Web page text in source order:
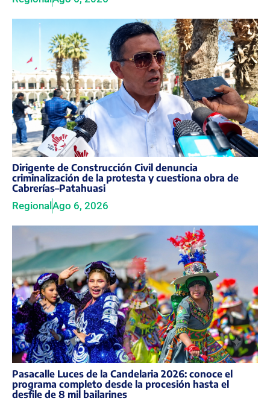
Dirigente de Construcción Civil denuncia
criminalización de la protesta y cuestiona obra de
Cabrerías–Patahuasi
Regional Ago 6, 2026
Pasacalle Luces de la Candelaria 2026: conoce el
programa completo desde la procesión hasta el
desfile de 8 mil bailarines